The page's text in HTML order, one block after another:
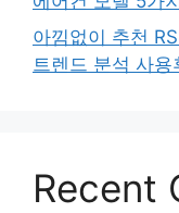
아낌없이 추천
트렌드 분석 사용
Recent